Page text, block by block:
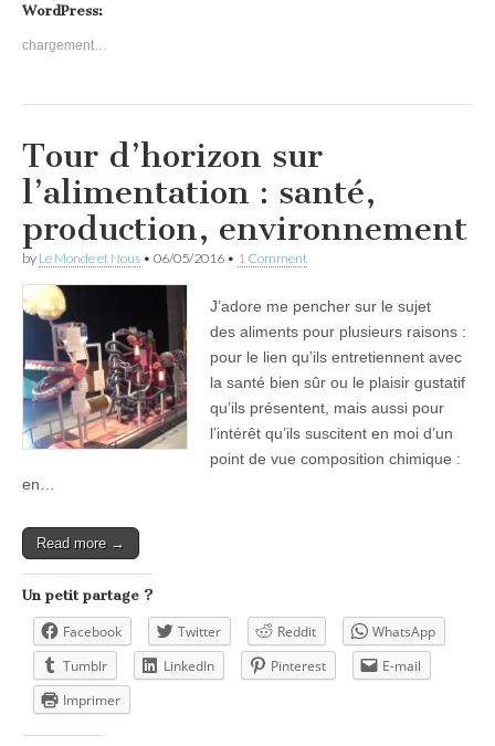
WordPress:
chargement…
Tour d’horizon sur
l’alimentation : santé,
production, environnement
by Le Monde et Nous • 06/05/2016 • 1 Comment
J’adore me pencher sur le sujet
des aliments pour plusieurs raisons :
pour le lien qu’ils entretiennent avec
la santé bien sûr ou le plaisir gustatif
qu’ils présentent, mais aussi pour
l’intérêt qu’ils suscitent en moi d’un
point de vue composition chimique :
en…
Read more →
Un petit partage ?
Facebook Twitter Reddit
WhatsApp
Tumblr
LinkedIn Pinterest
E-mail
Imprimer